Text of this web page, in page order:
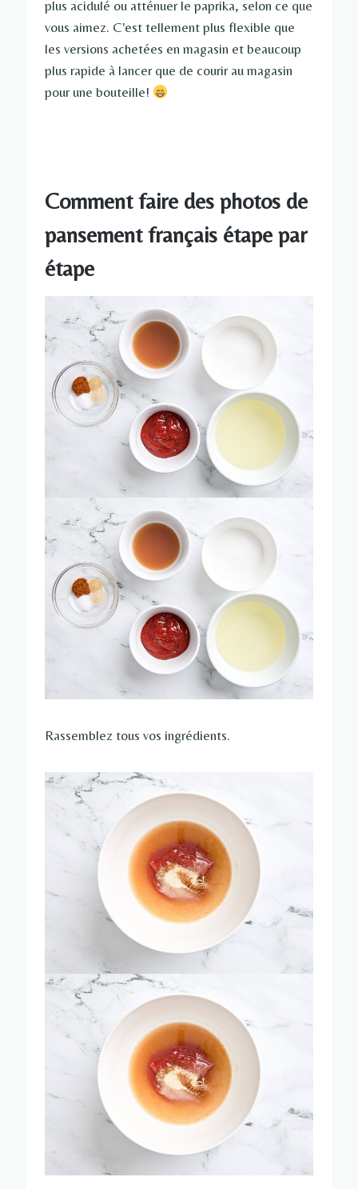
plus acidulé ou atténuer le paprika, selon ce que
vous aimez. C'est tellement plus flexible que
les versions achetées en magasin et beaucoup
plus rapide à lancer que de courir au magasin
pour une bouteille!
Comment faire des photos de
pansement français étape par
étape
Rassemblez tous vos ingrédients.